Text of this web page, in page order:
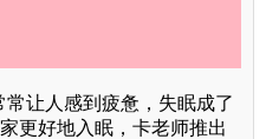
让人感到疲惫，失眠成了
更好地入眠，卡老师推出